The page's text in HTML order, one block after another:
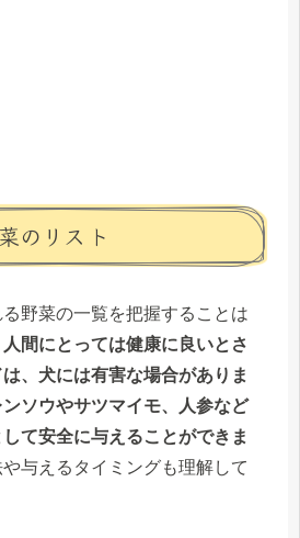
のリスト
野菜の一覧を把握することは
人間にとっては健康に良いとさ
、犬には有害な場合がありま
ソウやサツマイモ、人参など
て安全に与えることができま
与えるタイミングも理解して